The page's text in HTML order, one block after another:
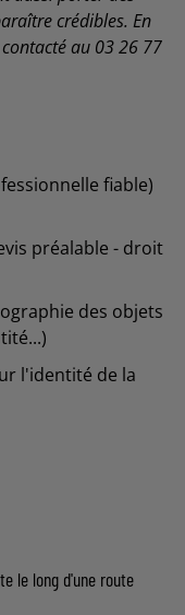
crédibles. En
au 03 26 77
fiable)
préalable - droit
des objets
l'identité de la
le long d'une route